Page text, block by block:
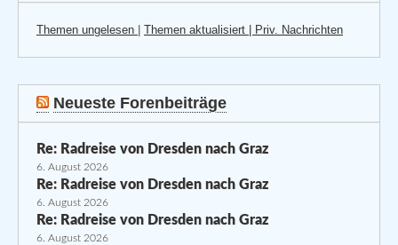
Themen ungelesen Themen aktualisiert | Priv. Nachrichten
Neueste Forenbeiträge
Re: Radreise von Dresden nach Graz
6. August 2026
Re: Radreise von Dresden nach Graz
6. August 2026
Re: Radreise von Dresden nach Graz
6. August 2026